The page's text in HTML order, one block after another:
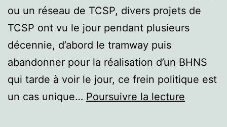
ou un réseau de TCSP, divers projets de
TCSP ont vu le jour pendant plusieurs
décennie, d’abord le tramway puis
abandonner pour la réalisation d’un BHNS
qui tarde à voir le jour, ce frein politique est
un cas unique… Poursuivre la lecture